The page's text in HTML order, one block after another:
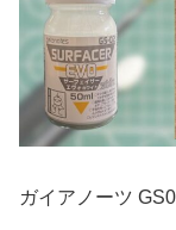
ガイアノーツ